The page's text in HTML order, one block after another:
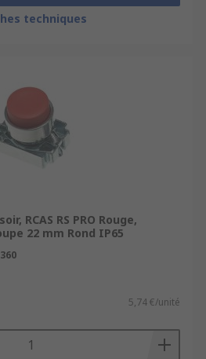
techniques
RCAS RS PRO Rouge,
22 mm Rond IP65
5,74 €/unité